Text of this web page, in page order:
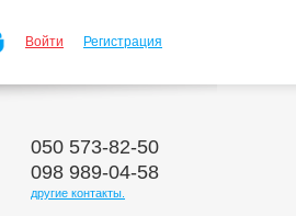
Войти Регистрация
050 573-82-50
098 989-04-58
другие контакты.